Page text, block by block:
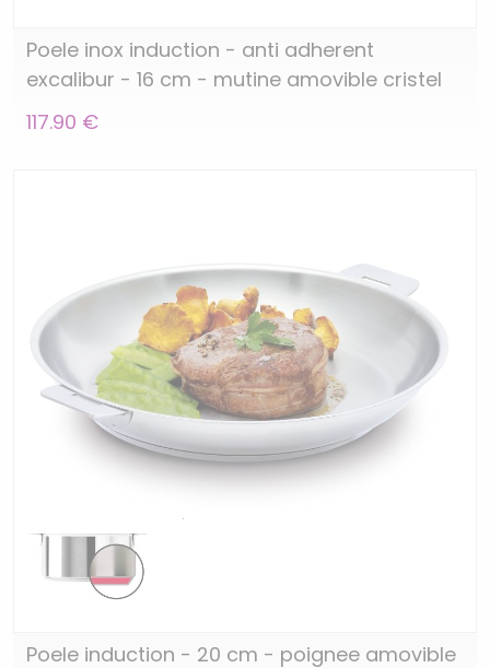
Poele inox induction - anti adherent
excalibur - 16 cm - mutine amovible cristel
117.90 €
Poele induction - 20 cm - poignee amovible